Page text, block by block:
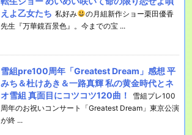
えよ乙女たち 私好み
の月組新作ショー栗田優香
先生『万華鏡百景色』。今までの宝 ...
雪組pre100周年「Greatest Dream」感想 平
みち＆杜けあき＆一路真輝 私の黄金時代とネ
オ雪組 真面目にコツコツ120曲！
雪組プレ100
周年のお祝いコンサート「Greatest Dream」東京公演
が終 ...